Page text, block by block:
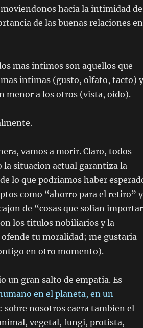
hacia la intimidad de
de las buenas relaciones en
mas intimos son aquellos que
intimas (gusto, olfato, tacto) y
menor a los otros (vista, oido).
vamos a morir. Claro, todos
la situacion actual garantiza la
lo que podriamos haber
como “ahorro para el retiro” y
de “cosas que solian importar
los titulos nobiliarios y la
tu moralidad; me gustaria
en otro momento).
un gran salto de empatia. Es
en el planeta, en un
sobre nosotros caera tambien el
vegetal, fungi, protista,